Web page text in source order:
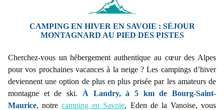
CAMPING EN HIVER EN SAVOIE : SÉJOUR
MONTAGNARD AU PIED DES PISTES
Cherchez-vous un hébergement authentique au cœur des Alpes
pour vos prochaines vacances à la neige ? Les campings d’hiver
deviennent une option de plus en plus prisée par les amateurs de
montagne et de ski. À Landry, à 5 km de Bourg-Saint-
Maurice, notrecamping en Savoie, Eden de la Vanoise, vous